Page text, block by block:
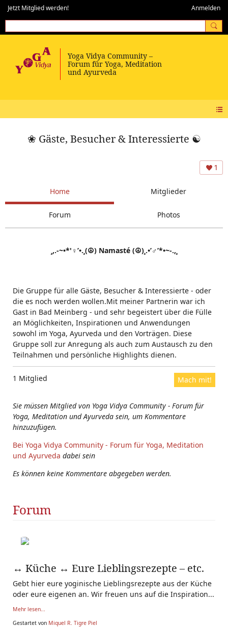
Jetzt Mitglied werden! Anmelden
❀ Gäste, Besucher & Interessierte ☯
1
Home Mitglieder
Forum Photos
¸,.-~•*'♀’•.¸(☮) Namasté (☮)¸.•’♂’*•~-.,¸
Die Gruppe für alle Gäste, Besucher & Interessierte - oder
die es noch werden wollen.Mit meiner Partnerin war ich
Gast in Bad Meinberg - und sehr begeistert über die Fülle
an Möglichkeiten, Inspirationen und Anwendungen
sowohl im Yoga, Ayurveda und den Vorträgen. Diese
Gruppe soll zur Anregung als auch zum Austausch zu den
Teilnahmen und persönliche Highlights dienen.
1 Mitglied Mach mit!
Sie müssen Mitglied von Yoga Vidya Community - Forum für
Yoga, Meditation und Ayurveda sein, um Kommentare
hinzuzufügen.
Bei Yoga Vidya Community - Forum für Yoga, Meditation
und Ayurveda dabei sein
Es können keine Kommentare abgegeben werden.
Forum
↔ Küche ↔ Eure Lieblingsrezepte – etc.
Gebt hier eure yoginische Lieblingsrezepte aus der Küche
oder eure eigenen an. Wir freuen uns auf die Inspiration...
Mehr lesen...
Gestartet von Miquel R. Tigre Piel